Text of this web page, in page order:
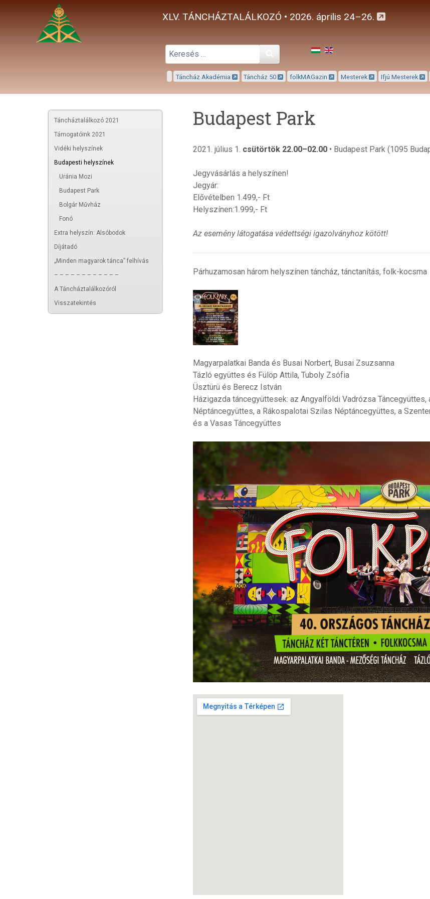
XLV. TÁNCHÁZTALÁLKOZÓ • 2026. április 24–26.
Keresés
Táncház Akadémia Táncház 50 folkMAGazin Mesterek Ifjú Mesterek
Táncháztalálkozó 2021
Támogatóink 2021
Vidéki helyszínek
Budapesti helyszínek
Uránia Mozi
Budapest Park
Bolgár Művház
Fonó
Extra helyszín: Alsóbodok
Díjátadó
„Minden magyarok tánca” felhívás
– – – – – – – – – – – –
A Táncháztalálkozóról
Visszatekintés
Budapest Park
2021. július 1. csütörtök 22.00–02.00 • Budapest Park (1095
Jegyvásárlás a helyszínen!
Jegyár:
Elővételben 1.499,- Ft
Helyszínen:1.999,- Ft
Az esemény látogatása védettségi igazolványhoz kötött!
Párhuzamosan három helyszínen táncház, tánctanítás, folk-kocsma
Magyarpalatkai Banda és Busai Norbert, Busai Zsuzsanna
Tázló együttes és Fülöp Attila, Tuboly Zsófia
Üsztürü és Berecz István
Házigazda táncegyüttesek: az Angyalföldi Vadrózsa
Néptáncegyüttes, a Rákospalotai Szilas Néptáncegyüttes, a
és a Vasas Táncegyüttes